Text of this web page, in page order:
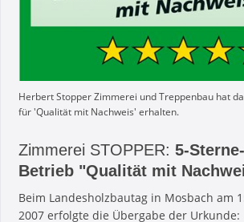
Herbert Stopper Zimmerei und Treppenbau hat
für 'Qualität mit Nachweis' erhalten.
Zimmerei STOPPER: 5-
Betrieb "Qualität mit
Beim Landesholzbautag in Mosbach am
2007 erfolgte die Übergabe der Urkunde: